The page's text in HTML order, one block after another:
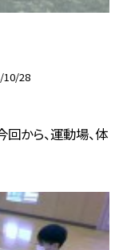
10/28
から、運動場、体